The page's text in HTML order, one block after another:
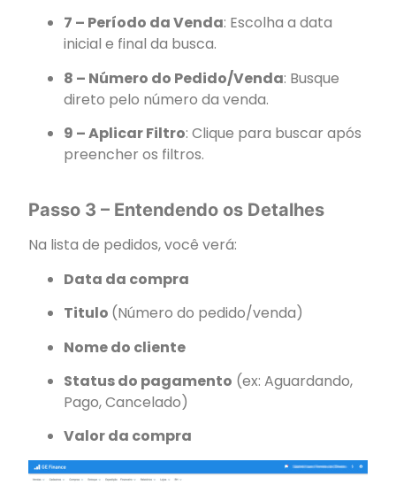
7 – Período da Venda: Escolha a data
inicial e final da busca.
8 – Número do Pedido/Venda: Busque
direto pelo número da venda.
9 – Aplicar Filtro: Clique para buscar após
preencher os filtros.
Passo 3 – Entendendo os Detalhes
Na lista de pedidos, você verá:
Data da compra
Titulo (Número do pedido/venda)
Nome do cliente
Status do pagamento (ex: Aguardando,
Pago, Cancelado)
Valor da compra